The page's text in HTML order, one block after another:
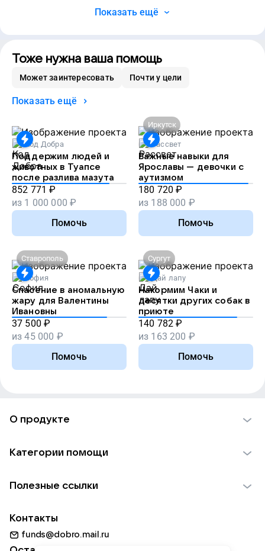
Показать ещё
Тоже нужна ваша помощь
Может заинтересовать Почти у цели
Показать ещё
Код Добра
Поддержим людей и
животных в Туапсе
после разлива мазута
852 771 ₽
из 1 000 000 ₽
Помочь
Иркутск
Рассвет
Важные навыки для
Ярославы — девочки с
аутизмом
180 720 ₽
из 188 000 ₽
Помочь
Ставрополь
София
Спасение в аномальную
жару для Валентины
Ивановны
37 500 ₽
из45 000 ₽
Помочь
Сургут
Дай лапу
Накормим Чаки и
десятки других собак в
приюте
140 782 ₽
из 163 200 ₽
Помочь
О продукте
Использование материалов
Для НКО
Партнерам
Категории помощи
Пожилым
Животным
Полезные ссылки
Добрый день
Контакты
funds@dobro.mail.ru